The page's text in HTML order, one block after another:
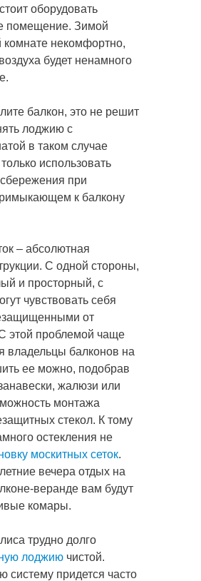
оборудовать
помещение. Зимой
комнате некомфортно,
будет ненамного
балкон, это не решит
лоджию с
в таком случае
использовать
при
к балкону
– абсолютная
С одной стороны,
и просторный, с
чувствовать себя
от
этой проблемой чаще
владельцы балконов на
ее можно, подобрав
жалюзи или
монтажа
стекол. К тому
остекления не
москитных сеток.
вечера отдых на
веранде вам будут
комары.
трудно долго
лоджию чистой.
систему придется часто